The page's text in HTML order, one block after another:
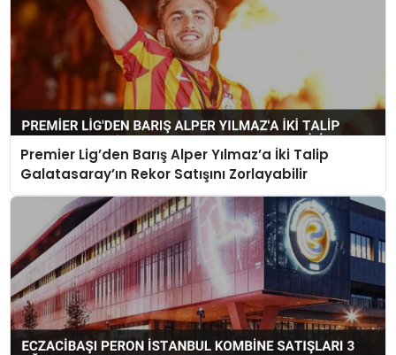
Premier Lig’den Barış Alper Yılmaz’a İki Talip
Galatasaray’ın Rekor Satışını Zorlayabilir